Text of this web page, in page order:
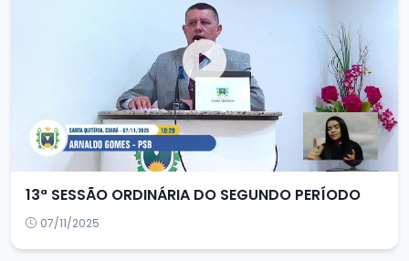
13ª SESSÃO ORDINÁRIA DO SEGUNDO PERÍODO
07/11/2025